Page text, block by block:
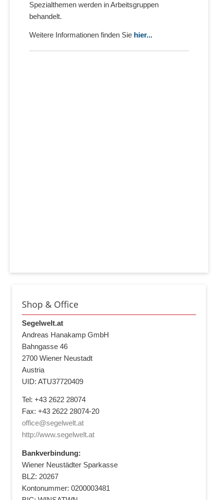
Spezialthemen werden in Arbeitsgruppen
behandelt.
Weitere Informationen finden Sie hier...
Shop & Office
Segelwelt.at
Andreas Hanakamp GmbH
Bahngasse 46
2700 Wiener Neustadt
Austria
UID: ATU37720409
Tel: +43 2622 28074
Fax: +43 2622 28074-20
office@segelwelt.at
http://www.segelwelt.at
Bankverbindung:
Wiener Neustädter Sparkasse
BLZ: 20267
Kontonummer: 0200003481